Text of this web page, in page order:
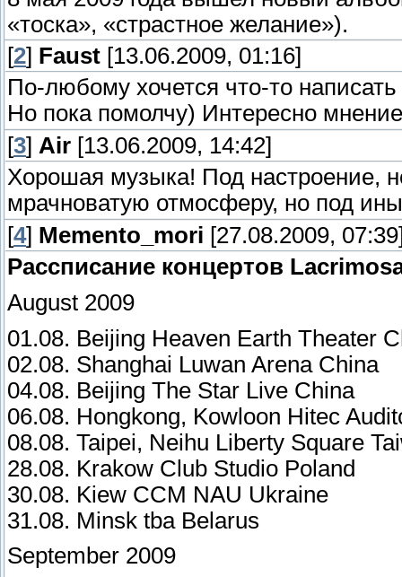
«тоска», «страстное желание»).
[2] Faust [13.06.2009, 01:16]
По-любому хочется что-то
Но пока помолчу) Интересно
[3] Air [13.06.2009, 14:42]
Хорошая музыка! Под настроение,
мрачноватую отмосферу, но под
[4] Memento_mori [27.08.2009,
Рассписание концертов
August 2009
01.08. Beijing Heaven Earth Theater
02.08. Shanghai Luwan Arena China
04.08. Beijing The Star Live China
06.08. Hongkong, Kowloon Hitec
08.08. Taipei, Neihu Liberty Square
28.08. Krakow Club Studio Poland
30.08. Kiew CCM NAU Ukraine
31.08. Minsk tba Belarus
September 2009